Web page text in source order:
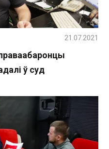
ў суд
21.07.2021